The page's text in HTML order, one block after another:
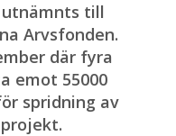
utnämnts till
Arvsfonden.
där fyra
emot 55000
spridning av